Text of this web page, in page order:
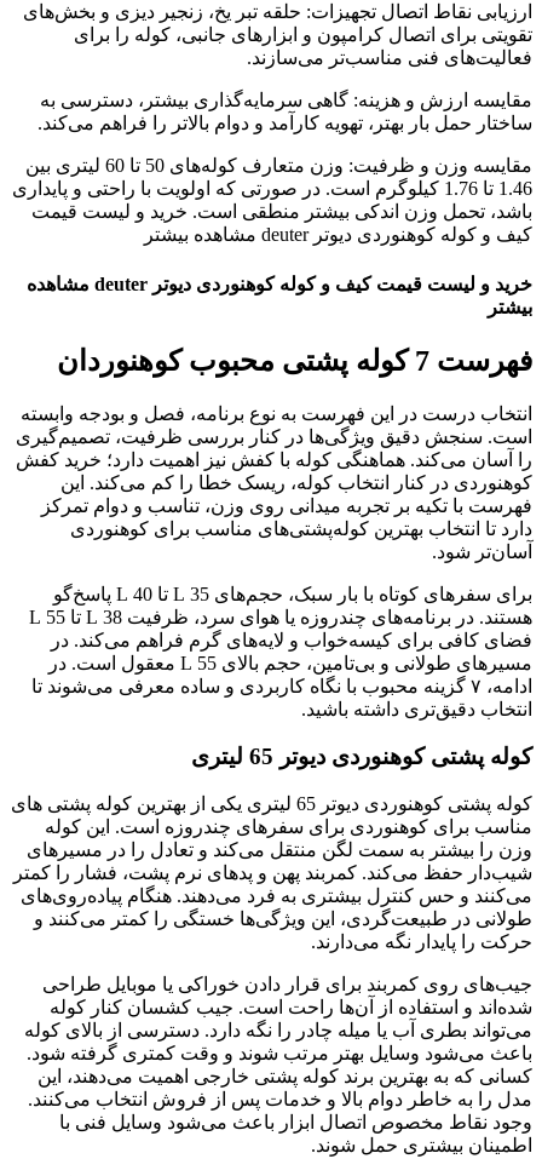
ارزیابی نقاط اتصال تجهیزات: حلقه تبر یخ، زنجیر دیزی و بخش‌های
تقویتی برای اتصال کرامپون و ابزارهای جانبی، کوله را برای
فعالیت‌های فنی مناسب‌تر می‌سازند.
مقایسه ارزش و هزینه: گاهی سرمایه‌گذاری بیشتر، دسترسی به
ساختار حمل بار بهتر، تهویه کارآمد و دوام بالاتر را فراهم می‌کند.
مقایسه وزن و ظرفیت: وزن متعارف کوله‌های 50 تا 60 لیتری بین
1.46 تا 1.76 کیلوگرم است. در صورتی که اولویت با راحتی و پایداری
باشد، تحمل وزن اندکی بیشتر منطقی است. خرید و لیست قیمت
کیف و کوله کوهنوردی دیوتر deuter مشاهده بیشتر
خرید و لیست قیمت کیف و کوله کوهنوردی دیوتر deuter مشاهده
بیشتر
فهرست 7 کوله پشتی محبوب کوهنوردان
انتخاب درست در این فهرست به نوع برنامه، فصل و بودجه وابسته
است. سنجش دقیق ویژگی‌ها در کنار بررسی ظرفیت، تصمیم‌گیری
را آسان می‌کند. هماهنگی کوله با کفش نیز اهمیت دارد؛ خرید کفش
کوهنوردی در کنار انتخاب کوله، ریسک خطا را کم می‌کند. این
فهرست با تکیه بر تجربه میدانی روی وزن، تناسب و دوام تمرکز
دارد تا انتخاب بهترین کوله‌پشتی‌های مناسب برای کوهنوردی
آسان‌تر شود.
برای سفرهای کوتاه با بار سبک، حجم‌های 35 L تا 40 L پاسخ‌گو
هستند. در برنامه‌های چندروزه یا هوای سرد، ظرفیت 38 L تا 55 L
فضای کافی برای کیسه‌خواب و لایه‌های گرم فراهم می‌کند. در
مسیرهای طولانی و بی‌تامین، حجم بالای 55 L معقول است. در
ادامه، ۷ گزینه محبوب با نگاه کاربردی و ساده معرفی می‌شوند تا
انتخاب دقیق‌تری داشته باشید.
کوله پشتی کوهنوردی دیوتر 65 لیتری
کوله پشتی کوهنوردی دیوتر 65 لیتری یکی از بهترین کوله پشتی های
مناسب برای کوهنوردی برای سفرهای چندروزه است. این کوله
وزن را بیشتر به سمت لگن منتقل می‌کند و تعادل را در مسیرهای
شیب‌دار حفظ می‌کند. کمربند پهن و پدهای نرم پشت، فشار را کمتر
می‌کنند و حس کنترل بیشتری به فرد می‌دهند. هنگام پیاده‌روی‌های
طولانی در طبیعت‌گردی، این ویژگی‌ها خستگی را کمتر می‌کنند و
حرکت را پایدار نگه می‌دارند.
جیب‌های روی کمربند برای قرار دادن خوراکی یا موبایل طراحی
شده‌اند و استفاده از آن‌ها راحت است. جیب کشسان کنار کوله
می‌تواند بطری آب یا میله چادر را نگه دارد. دسترسی از بالای کوله
باعث می‌شود وسایل بهتر مرتب شوند و وقت کمتری گرفته شود.
کسانی که به بهترین برند کوله پشتی خارجی اهمیت می‌دهند، این
مدل را به خاطر دوام بالا و خدمات پس از فروش انتخاب می‌کنند.
وجود نقاط مخصوص اتصال ابزار باعث می‌شود وسایل فنی با
اطمینان بیشتری حمل شوند.